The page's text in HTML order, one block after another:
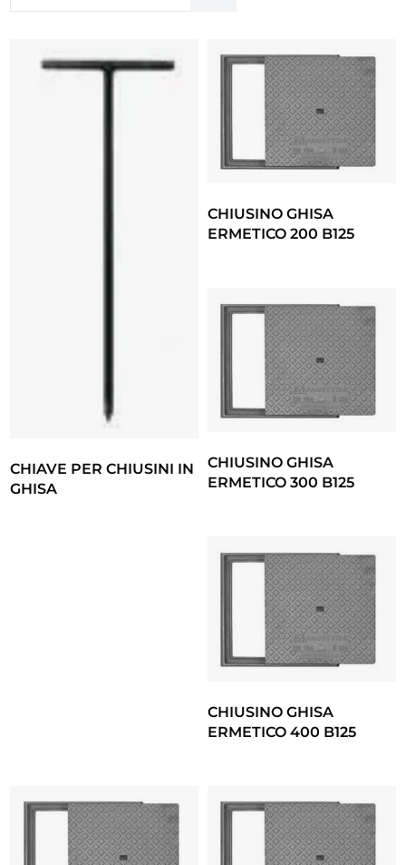
CHIAVE PER CHIUSINI IN
GHISA
CHIUSINO GHISA
ERMETICO 200 B125
CHIUSINO GHISA
ERMETICO 300 B125
CHIUSINO GHISA
ERMETICO 400 B125